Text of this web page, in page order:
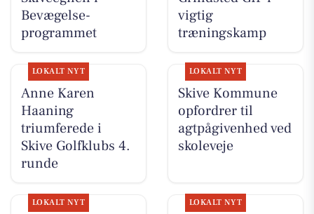
Bevægelse-
programmet
vigtig
træningskamp
LOKALT NYT
Anne Karen
Haaning
triumferede i
Skive Golfklubs 4.
runde
LOKALT NYT
Skive Kommune
opfordrer til
agtpågivenhed ved
skoleveje
LOKALT NYT LOKALT NYT